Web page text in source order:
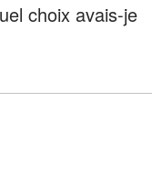
choix avais-je